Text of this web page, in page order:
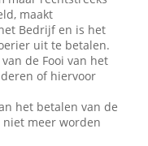
maakt
Bedrijf en is het
uit te betalen.
de Fooi van het
of hiervoor
het betalen van de
niet meer worden